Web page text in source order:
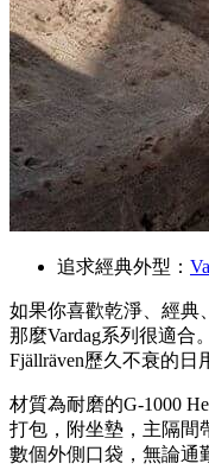
追求經典外型：
如果你喜歡乾淨、經典
那麼Vardag系列很適合
Fjällräven歷久不衰的日
材質為耐磨的G-1000
打包，附坐墊，主隔間
數個外側口袋，無論通